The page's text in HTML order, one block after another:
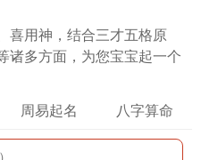
喜用神，结合三才五格原
诸多方面，为您宝宝起一个
周易起名 八字算命